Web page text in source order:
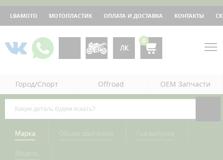
LBAMOTO МОТОПЛАСТИК ОПЛАТА И ДОСТАВКА КОНТАКТЫ
ЛК
0
Город/Спорт Offroad OEM Запчасти
Марка